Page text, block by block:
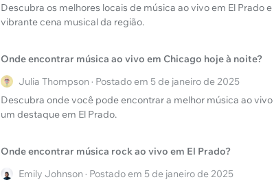
Descubra os melhores locais de música ao vivo em El Prado
vibrante cena musical da região.
Onde encontrar música ao vivo em Chicago hoje à noite?
Julia Thompson · Postado em 5 de janeiro de 2025
Descubra onde você pode encontrar a melhor música ao
um destaque em El Prado.
Onde encontrar música rock ao vivo em El Prado?
Emily Johnson · Postado em 5 de janeiro de 2025